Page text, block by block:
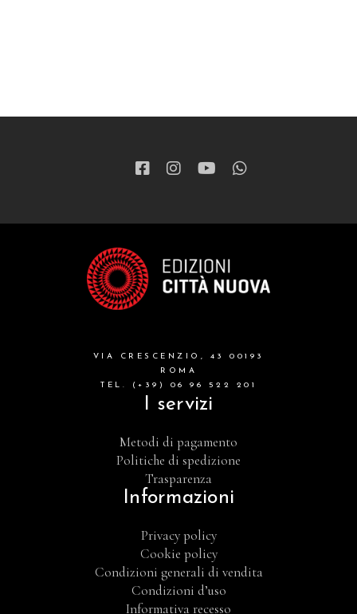
VIA CRESCENZIO, 43 00193
ROMA
TEL. (+39) 06 96 522 201
I servizi
Metodi di pagamento
Politiche di spedizione
Trasparenza
Informazioni
Privacy policy
Cookie policy
Condizioni generali di vendita
Condizioni d’uso
Informativa recesso